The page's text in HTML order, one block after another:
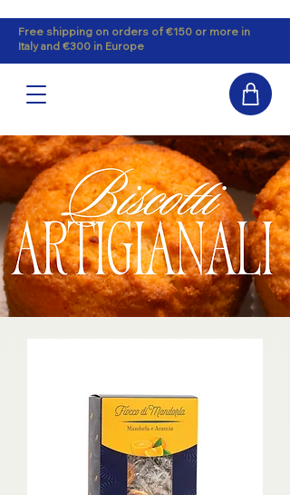
Free shipping on orders of €150 or more in
Italy and €300 in Europe